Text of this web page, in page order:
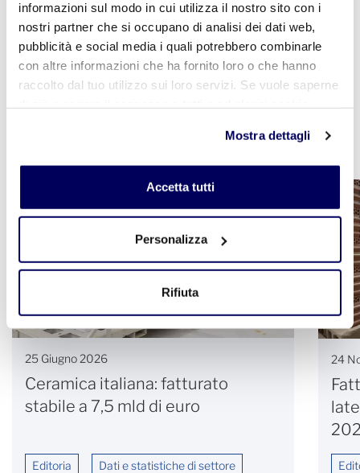
informazioni sul modo in cui utilizza il nostro sito con i
nostri partner che si occupano di analisi dei dati web,
pubblicità e social media i quali potrebbero combinarle
con altre informazioni che ha fornito loro o che hanno
raccolto dal tuo utilizzo sui loro servizi. Se vuole saperne
sul tasto "Accetta tutti". Se non vuole i cookie di
profilazione può negare il consenso sul tasto "Rifiuta".
Mostra dettagli
Accetta tutti
Personalizza
Rifiuta
Portale Commercio Internazionale
25 Giugno 2026
Ceramica italiana: fatturato
stabile a 7,5 mld di euro
Editoria Dati e statistiche di settore
24